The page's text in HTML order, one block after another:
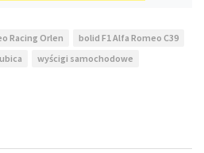
Racing Orlen
bolid F1 Alfa Romeo C39
wyścigi samochodowe